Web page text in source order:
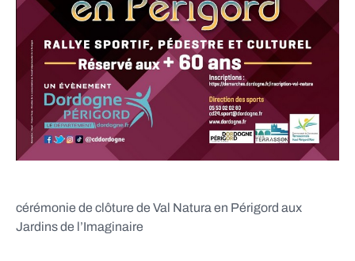
cérémonie de clôture de Val Natura en Périgord aux
Jardins de l’Imaginaire